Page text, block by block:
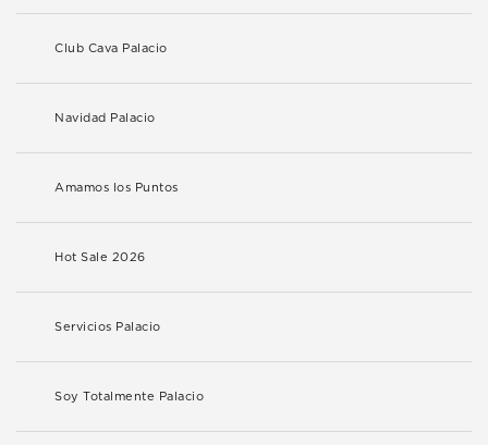
Club Cava Palacio
Navidad Palacio
Amamos los Puntos
Hot Sale 2026
Servicios Palacio
Soy Totalmente Palacio